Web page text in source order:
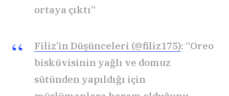
ortaya çıktı”
Filiz’in Düşünceleri (@filiz175): “Oreo
bisküvisinin yağlı ve domuz
sütünden yapıldığı için